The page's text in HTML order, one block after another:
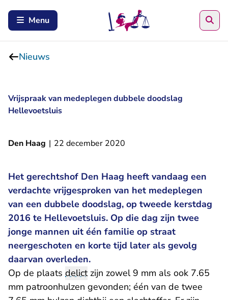
Menu
Nieuws
Vrijspraak van medeplegen dubbele doodslag
Hellevoetsluis
Den Haag | 22 december 2020
Het gerechtshof Den Haag heeft vandaag een
verdachte vrijgesproken van het medeplegen
van een dubbele doodslag, op tweede kerstdag
2016 te Hellevoetsluis. Op die dag zijn twee
jonge mannen uit één familie op straat
neergeschoten en korte tijd later als gevolg
daarvan overleden.
Op de plaats delictzijn zowel 9 mm als ook 7.65
mm patroonhulzen gevonden; één van de twee